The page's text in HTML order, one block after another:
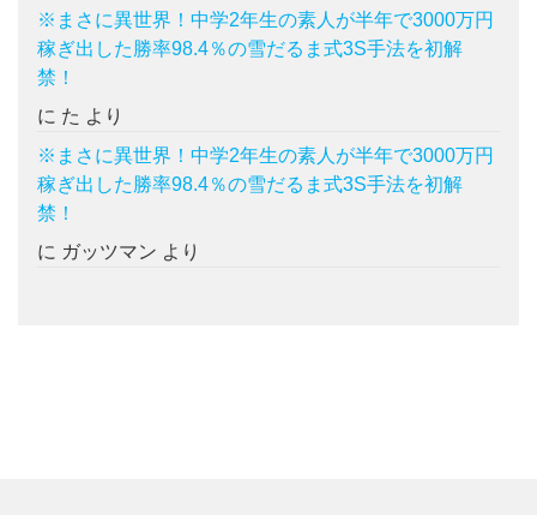
※まさに異世界！中学2年生の素人が半年で3000万円
稼ぎ出した勝率98.4％の雪だるま式3S手法を初解
禁！
に た より
※まさに異世界！中学2年生の素人が半年で3000万円
稼ぎ出した勝率98.4％の雪だるま式3S手法を初解
禁！
に ガッツマン より